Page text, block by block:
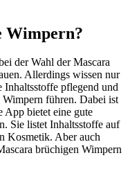
Wimpern?
der Wahl der Mascara
Allerdings wissen nur
Inhaltsstoffe pflegend und
führen. Dabei ist
App bietet eine gute
Sie listet Inhaltsstoffe auf
Kosmetik. Aber auch
brüchigen Wimpern